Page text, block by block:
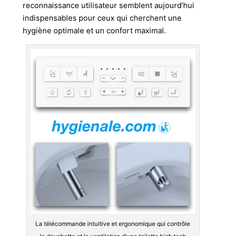
reconnaissance utilisateur semblent aujourd’hui
indispensables pour ceux qui cherchent une
hygiène optimale et un confort maximal.
La télécommande intuitive et ergonomique qui contrôle